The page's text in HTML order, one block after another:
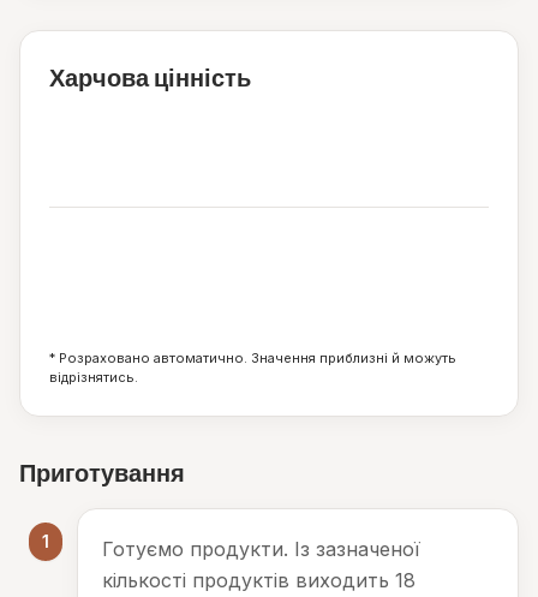
Харчова цінність
* Розраховано автоматично. Значення приблизні й можуть
відрізнятись.
Приготування
1
Готуємо продукти. Із зазначеної
кількості продуктів виходить 18